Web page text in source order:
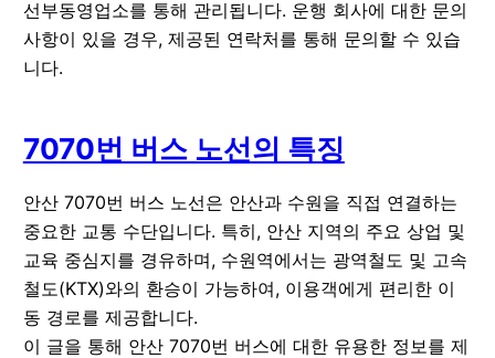
선부동영업소를 통해 관리됩니다. 운행 회사에 대한 문의
사항이 있을 경우, 제공된 연락처를 통해 문의할 수 있습
니다.
7070번 버스 노선의 특징
안산 7070번 버스 노선은 안산과 수원을 직접 연결하는
중요한 교통 수단입니다. 특히, 안산 지역의 주요 상업 및
교육 중심지를 경유하며, 수원역에서는 광역철도 및 고속
철도(KTX)와의 환승이 가능하여, 이용객에게 편리한 이
동 경로를 제공합니다.
이 글을 통해 안산 7070번 버스에 대한 유용한 정보를 제